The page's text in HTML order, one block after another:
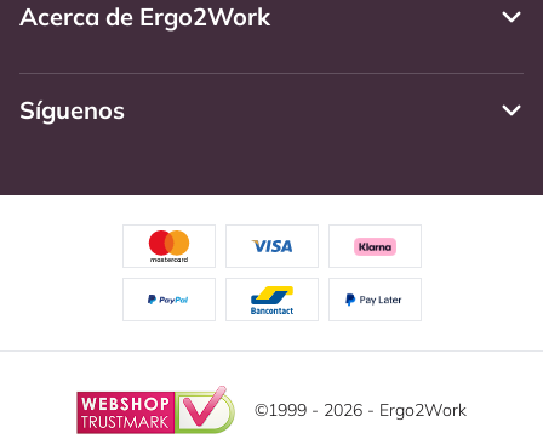
Acerca de Ergo2Work
Síguenos
©1999 - 2026 - Ergo2Work